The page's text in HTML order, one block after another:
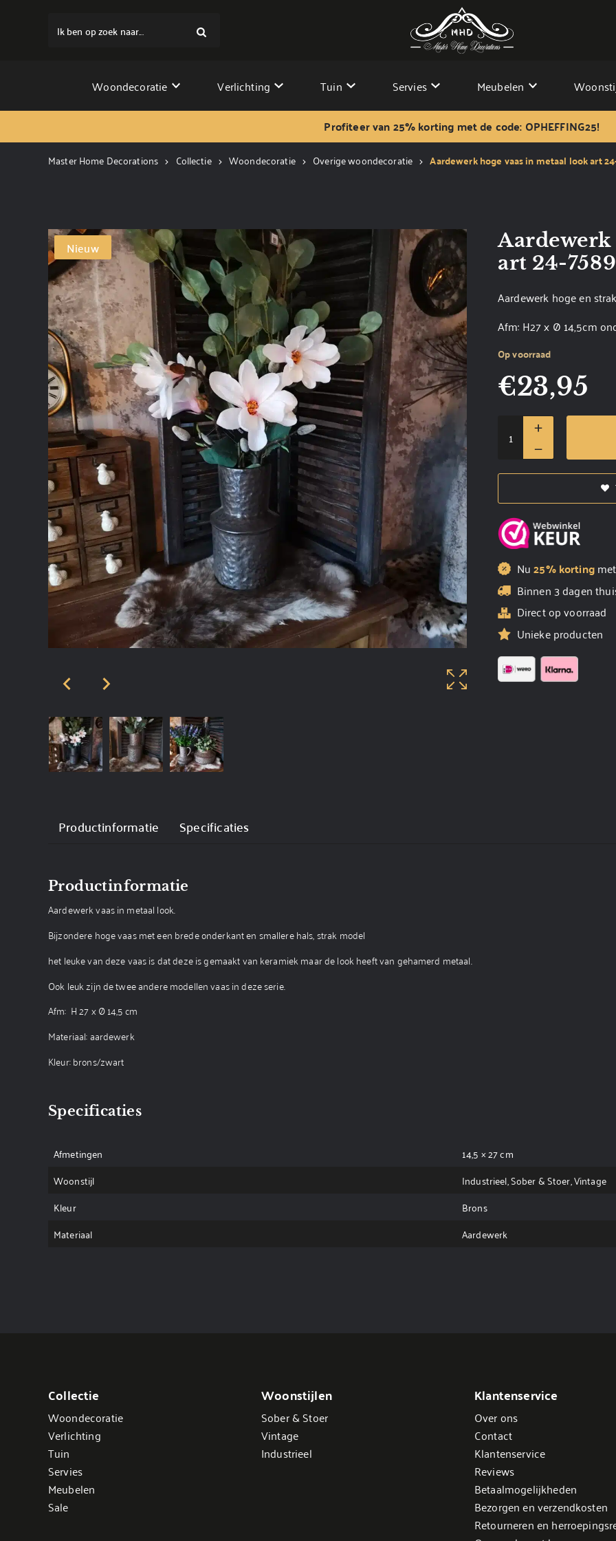
Ik ben op zoek naar...
Woondecoratie Verlichting Tuin Servies Meubelen
Profiteer van 25% korting met de code: OPHEFFING25!
Master Home Decorations Collectie Woondecoratie Overige woondecoratie Aardewerk hoge vaas in metaal look art
Nieuw
Aardewerk
art 24-7589
Aardewerk hoge en
Afm: H27 x Ø 14,5cm
Op voorraad
€23,95
Nu25% korting
Binnen 3 dagen
Direct op voorraad
Unieke producten
Productinformatie Specificaties
Productinformatie
Aardewerk vaas in metaal look.
Bijzondere hoge vaas met een brede onderkant en smallere hals, strak model
het leuke van deze vaas is dat deze is gemaakt van keramiek maar de look heeft van gehamerd metaal.
Ook leuk zijn de twee andere modellen vaas in deze serie.
Afm: H 27 x Ø 14,5 cm
Materiaal: aardewerk
Kleur: brons/zwart
Specificaties
Afmetingen
14,5 × 27 cm
Woonstijl
Industrieel, Sober & Stoer, Vintage
Kleur
Brons
Materiaal
Aardewerk
Collectie
Woondecoratie
Verlichting
Tuin
Servies
Meubelen
Sale
Woonstijlen
Sober & Stoer
Vintage
Industrieel
Klantenservice
Over ons
Contact
Klantenservice
Reviews
Betaalmogelijkheden
Bezorgen en verzendkosten
Retourneren en